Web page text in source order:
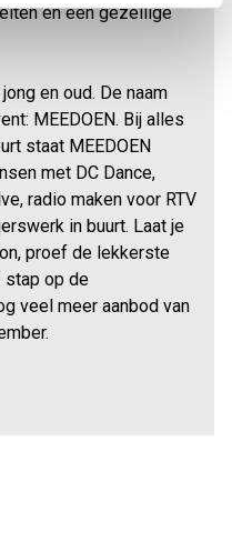
en een gezellige
en oud. De naam
MEEDOEN. Bij alles
staat MEEDOEN
met DC Dance,
radio maken voor RTV
in buurt. Laat je
proef de lekkerste
stap op de
veel meer aanbod van